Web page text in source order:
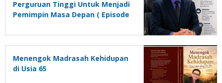
Perguruan Tinggi Untuk Menjadi
Pemimpin Masa Depan ( Episode
Menengok Madrasah Kehidupan
di Usia 65